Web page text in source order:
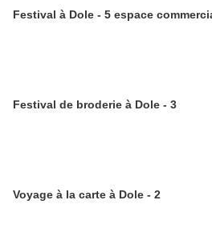
Festival à Dole - 5 espace
Festival de broderie à Dole - 3
Voyage à la carte à Dole - 2